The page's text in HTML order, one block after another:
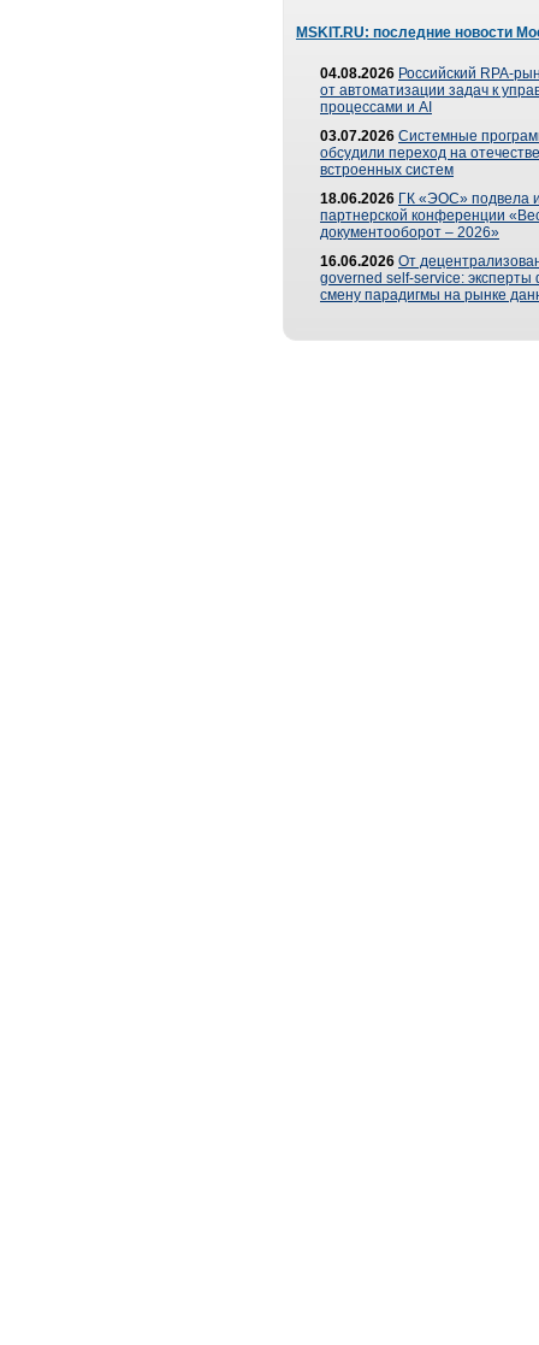
MSKIT.RU: последние новости
04.08.2026 Российский RPA-
от автоматизации задач к
процессами и AI
03.07.2026 Системные
обсудили переход на
встроенных систем
18.06.2026 ГК «ЭОС» подвела
партнерской конференции
документооборот – 2026»
16.06.2026 От
governed self-service: эксперты
смену парадигмы на рынке